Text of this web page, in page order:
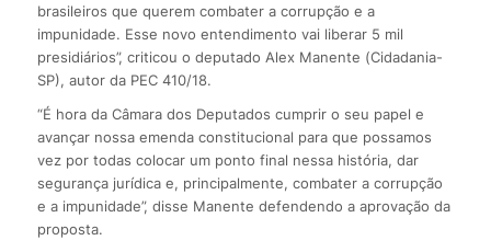
brasileiros que querem combater a corrupção e a
impunidade. Esse novo entendimento vai liberar 5 mil
presidiários”, criticou o deputado Alex Manente (Cidadania-
SP), autor da PEC 410/18.
“É hora da Câmara dos Deputados cumprir o seu papel e
avançar nossa emenda constitucional para que possamos
vez por todas colocar um ponto final nessa história, dar
segurança jurídica e, principalmente, combater a corrupção
e a impunidade”, disse Manente defendendo a aprovação da
proposta.